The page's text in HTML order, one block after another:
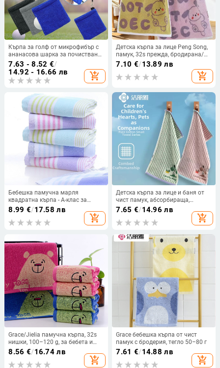
Кърпа за голф от микрофибър с
ананасова шарка за почистване
на голф клубове, с кука
7.63 - 8.52 €/
14.92 - 16.66 лв
add_shopping_cart
Детска кърпа за лице Peng Song,
памук, 32s прежда, бродирана/
хеминг/ жакард, тегло 50–80 g,
персонализирана
7.10 €/13.89 лв
add_shopping_cart
Бебешка памучна марля
квадратна кърпа - А-клас за
бебета, 32S прежда, обикновено
тъкане, многократна употреба
8.99 €/17.58 лв
add_shopping_cart
Детска кърпа за лице и баня от
чист памук, абсорбираща,
жакардова тъкан, за бебета, код
251422t
7.65 €/14.96 лв
add_shopping_cart
Grace/Jielia памучна кърпа, 32s
нишки, 100–120 g, за бебета и
деца
8.56 €/16.74 лв
add_shopping_cart
Grace бебешка кърпа от чист
памук с бродерия, тегло 50–80 г
7.61 €/14.88 лв
add_shopping_cart